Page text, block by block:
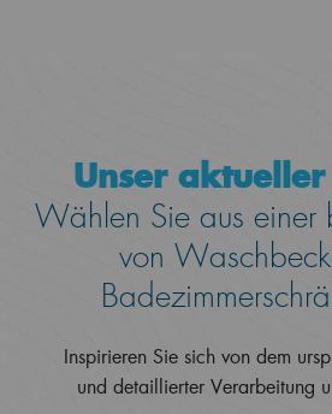
Unser
Wählen Sie aus einer
von
Inspirieren Sie sich von dem
und detaillierter Verarbeitung